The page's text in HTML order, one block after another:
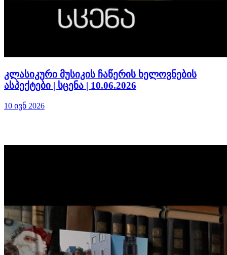
კლასიკური მუსიკის ჩაწერის ხელოვნების
ასპექტები | სცენა | 10.06.2026
10 ივნ 2026